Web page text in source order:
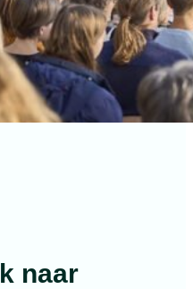
naar